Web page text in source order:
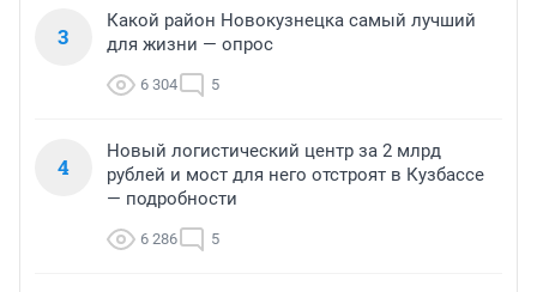
3
Какой район Новокузнецка самый лучший
для жизни — опрос
6 304 5
4
Новый логистический центр за 2 млрд
рублей и мост для него отстроят в Кузбассе
— подробности
6 286 5